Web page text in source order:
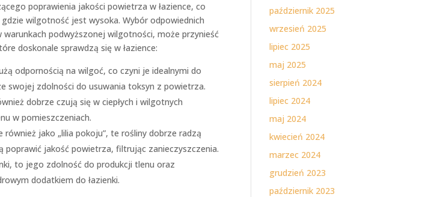
poprawienia jakości powietrza w łazience, co
wilgotność jest wysoka. Wybór odpowiednich
podwyższonej wilgotności, może przynieść
doskonale sprawdzą się w łazience:
odpornością na wilgoć, co czyni je idealnymi do
swojej zdolności do usuwania toksyn z powietrza.
dobrze czują się w ciepłych i wilgotnych
w pomieszczeniach.
również jako „lilia pokoju”, te rośliny dobrze radzą
poprawić jakość powietrza, filtrując zanieczyszczenia.
to jego zdolność do produkcji tlenu oraz
dodatkiem do łazienki.
październik 2025
wrzesień 2025
lipiec 2025
maj 2025
sierpień 2024
lipiec 2024
maj 2024
kwiecień 2024
marzec 2024
grudzień 2023
październik 2023